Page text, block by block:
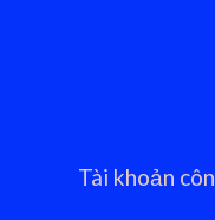
Tài khoản